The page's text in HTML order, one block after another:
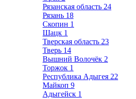
Рязанская область 24
Рязань 18
Скопин 1
Шацк 1
Тверская область 23
Тверь 14
Вышний Волочёк 2
Торжок 1
Республика Адыгея 22
Майкоп 9
Адыгейск 1